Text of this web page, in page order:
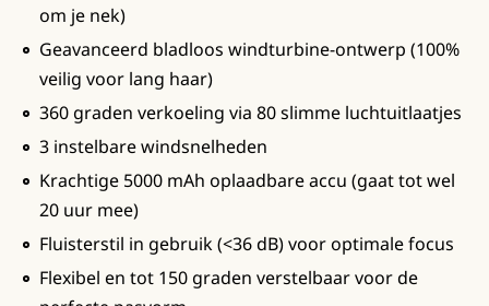
om je nek)
Geavanceerd bladloos windturbine-ontwerp (100%
veilig voor lang haar)
360 graden verkoeling via 80 slimme luchtuitlaatjes
3 instelbare windsnelheden
Krachtige 5000 mAh oplaadbare accu (gaat tot wel
20 uur mee)
Fluisterstil in gebruik (<36 dB) voor optimale focus
Flexibel en tot 150 graden verstelbaar voor de